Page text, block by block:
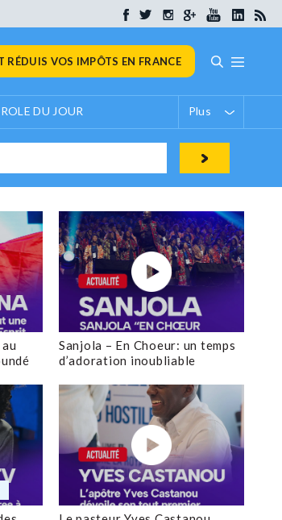
RÉDUIS VOS IMPÔTS EN FRANCE
DU JOUR Plus
Sanjola – En Choeur: un temps
d’adoration inoubliable